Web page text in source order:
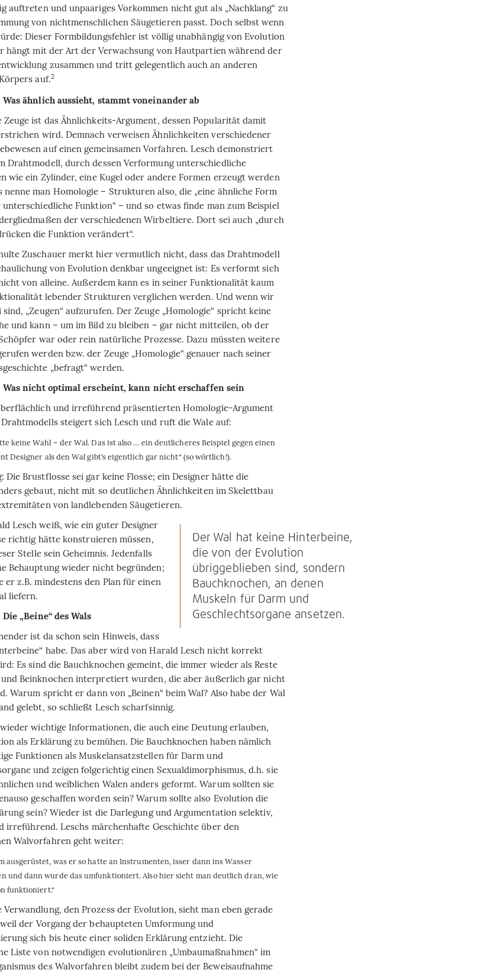
auftreten und unpaariges Vorkommen nicht gut als „Nachklang“ zu
von nichtmenschlichen Säugetieren passt. Doch selbst wenn
Dieser Form­bildungsfehler ist völlig unabhängig von Evolution
hängt mit der Art der Verwachsung von Hautpartien während der
zusammen und tritt gelegentlich auch an anderen
auf.2
Was ähnlich aussieht, stammt voneinander ab
Zeuge ist das Ähnlichkeits-Argument, dessen Popu­larität damit
wird. Demnach verweisen Ähnlichkeiten verschiedener
auf einen gemeinsamen Vorfahren. Lesch demonstriert
Drahtmodell, durch dessen Ver­formung unterschiedliche
wie ein Zylinder, eine Kugel oder andere For­men erzeugt werden
nenne man Homologie – Strukturen also, die „eine ähnliche Form
unterschiedliche Funktion“ – und so etwas finde man zum Beispiel
der verschiedenen Wirbeltiere. Dort sei auch „durch
die Funktion verändert“.
Zuschauer merkt hier vermutlich nicht, dass das Drahtmodell
von Evolution denkbar ungeeignet ist: Es verformt sich
von alleine. Außerdem kann es in seiner Funktionalität kaum
lebender Strukturen verglichen werden. Und wenn wir
„Zeugen“ aufzurufen. Der Zeuge „Homo­logie“ spricht keine
und kann – um im Bild zu bleiben – gar nicht mitteilen, ob der
war oder rein natürliche Prozesse. Dazu müssten weitere
werden bzw. der Zeuge „Homologie“ genauer nach seiner
„befragt“ werden.
Was nicht optimal erscheint, kann nicht erschaffen sein
und irreführend präsentierten Homologie-Argument
steigert sich Lesch und ruft die Wale auf:
keine Wahl – der Wal. Das ist also … ein deutlicheres Beispiel gegen einen
Designer als den Wal gibt’s eigentlich gar nicht“ (so wörtlich!).
Die Brustflosse sei gar keine Flosse; ein Designer hätte die
gebaut, nicht mit so deutlichen Ähnlichkeiten im Skelettbau
von landlebenden Säugetieren.
Der Wal hat keine Hinterbeine,
die von der Evolution
übriggeblieben sind, sondern
Bauchknochen, an denen
Muskeln für Darm und
Geschlechtsorgane ansetzen.
Lesch weiß, wie ein guter Designer
richtig hätte konstruieren müssen,
Stelle sein Geheimnis. Jedenfalls
Behauptung wieder nicht begründen;
er z.B. mindestens den Plan für einen
liefern.
Die „Beine“ des Wals
ist da schon sein Hinweis, dass
habe. Das aber wird von Harald Lesch nicht korrekt
Es sind die Bauchknochen gemeint, die immer wieder als Reste
und Beinknochen interpretiert wurden, die aber äußerlich gar nicht
Warum spricht er dann von „Beinen“ beim Wal? Also habe der Wal
gelebt, so schließt Lesch scharfsinnig.
wichtige Informationen, die auch eine Deutung erlauben,
als Erklärung zu bemühen. Die Bauchknochen haben nämlich
Funktionen als Muskelansatzstellen für Darm und
und zeigen folgerichtig einen Sexualdimorphismus, d.h. sie
und weiblichen Walen anders geformt. Warum sollten sie
geschaffen worden sein? Warum sollte also Evolution die
sein? Wieder ist die Darlegung und Argumentation selektiv,
irreführend. Leschs märchenhafte Geschichte über den
Walvorfahren geht weiter:
ausgerüstet, was er so hatte an Instrumenten, isser dann ins Wasser
und dann wurde das umfunktioniert. Also hier sieht man deutlich dran, wie
funktioniert.“
Verwandlung, den Prozess der Evolution, sieht man eben gerade
der Vorgang der behaupteten Umformung und
sich bis heute einer soliden Erklärung entzieht. Die
Liste von notwendigen evolutionären „Umbaumaßnahmen“ im
des Walvorfahren bleibt zudem bei der Beweisaufnahme